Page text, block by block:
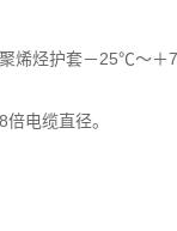
聚烯烃护套－25℃～
电缆直径。